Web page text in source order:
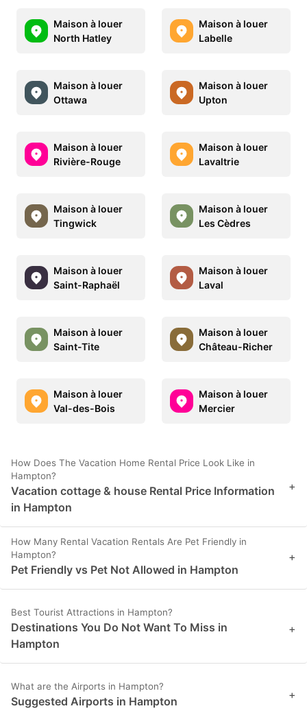
Maison à louer
North Hatley
Maison à louer
Labelle
Maison à louer
Ottawa
Maison à louer
Upton
Maison à louer
Rivière-Rouge
Maison à louer
Lavaltrie
Maison à louer
Tingwick
Maison à louer
Les Cèdres
Maison à louer
Saint-Raphaël
Maison à louer
Laval
Maison à louer
Saint-Tite
Maison à louer
Château-Richer
Maison à louer
Val-des-Bois
Maison à louer
Mercier
How Does The Vacation Home Rental Price Look Like in
Hampton?
Vacation cottage & house Rental Price Information
in Hampton
+
How Many Rental Vacation Rentals Are Pet Friendly in
Hampton?
Pet Friendly vs Pet Not Allowed in Hampton
+
Best Tourist Attractions in Hampton?
Destinations You Do Not Want To Miss in
Hampton
+
What are the Airports in Hampton?
Suggested Airports in Hampton +